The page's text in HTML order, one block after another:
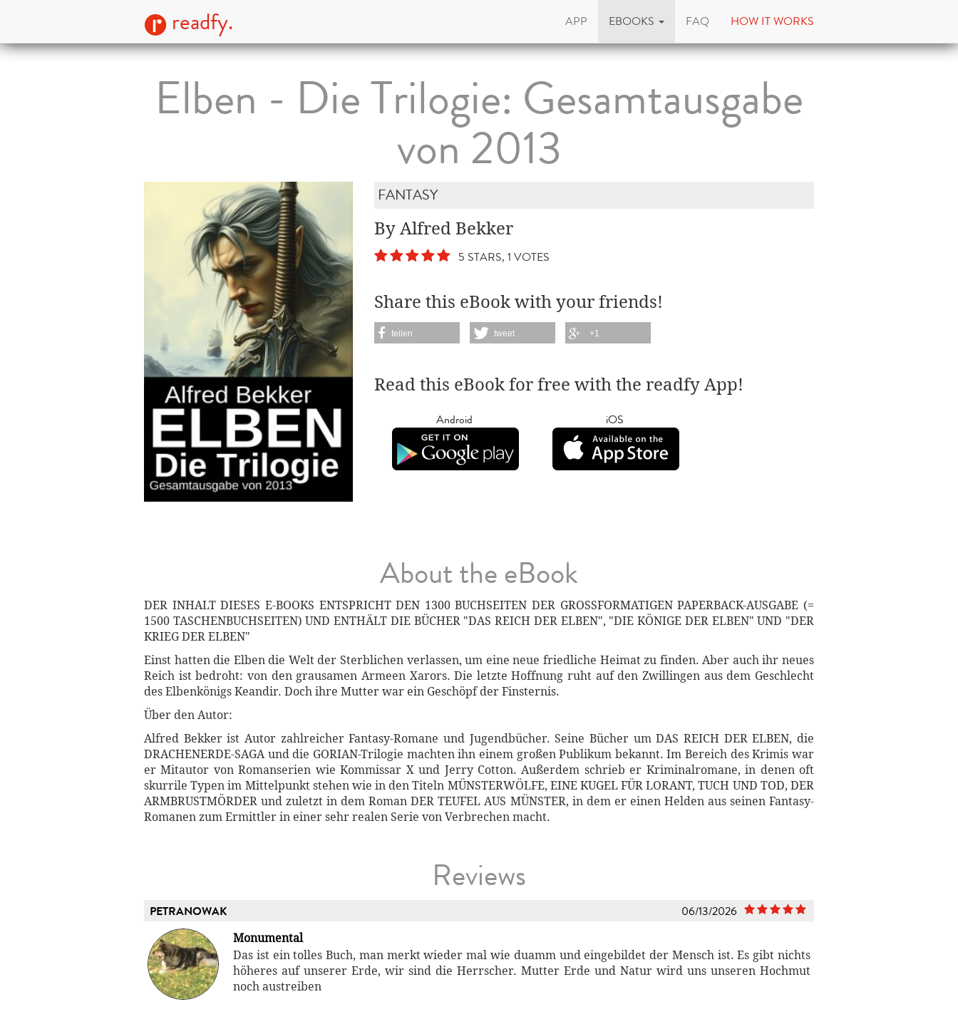
readfy. APP EBOOKS FAQ HOW IT WORKS
Elben - Die Trilogie: Gesamtausgabe
von 2013
FANTASY
By Alfred Bekker
5 STARS, 1 VOTES
Share this eBook with your friends!
teilen tweet +1
Read this eBook for free with the readfy App!
Android iOS
About the eBook
DER INHALT DIESES E-BOOKS ENTSPRICHT DEN 1300 BUCHSEITEN DER GROSSFORMATIGEN PAPERBACK-AUSGABE (=
1500 TASCHENBUCHSEITEN) UND ENTHÄLT DIE BÜCHER "DAS REICH DER ELBEN", "DIE KÖNIGE DER ELBEN" UND "DER
KRIEG DER ELBEN"
Einst hatten die Elben die Welt der Sterblichen verlassen, um eine neue friedliche Heimat zu finden. Aber auch ihr neues
Reich ist bedroht: von den grausamen Armeen Xarors. Die letzte Hoffnung ruht auf den Zwillingen aus dem Geschlecht
des Elbenkönigs Keandir. Doch ihre Mutter war ein Geschöpf der Finsternis.
Über den Autor:
Alfred Bekker ist Autor zahlreicher Fantasy-Romane und Jugendbücher. Seine Bücher um DAS REICH DER ELBEN, die
DRACHENERDE-SAGA und die GORIAN-Trilogie machten ihn einem großen Publikum bekannt. Im Bereich des Krimis war
er Mitautor von Romanserien wie Kommissar X und Jerry Cotton. Außerdem schrieb er Kriminalromane, in denen oft
skurrile Typen im Mittelpunkt stehen wie in den Titeln MÜNSTERWÖLFE, EINE KUGEL FÜR LORANT, TUCH UND TOD, DER
ARMBRUSTMÖRDER und zuletzt in dem Roman DER TEUFEL AUS MÜNSTER, in dem er einen Helden aus seinen Fantasy-
Romanen zum Ermittler in einer sehr realen Serie von Verbrechen macht.
Reviews
PETRANOWAK 06/13/2026
Monumental
Das ist ein tolles Buch, man merkt wieder mal wie duamm und eingebildet der Mensch ist. Es gibt nichts
höheres auf unserer Erde, wir sind die Herrscher. Mutter Erde und Natur wird uns unseren Hochmut
noch austreiben